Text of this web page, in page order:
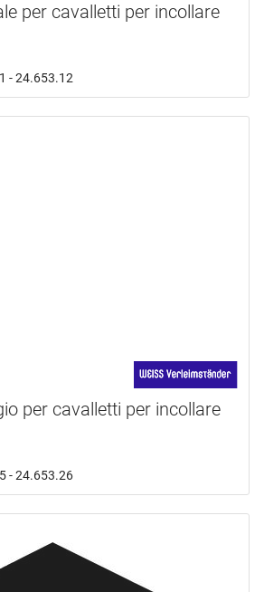
per cavalletti per incollare
- 24.653.12
per cavalletti per incollare
- 24.653.26